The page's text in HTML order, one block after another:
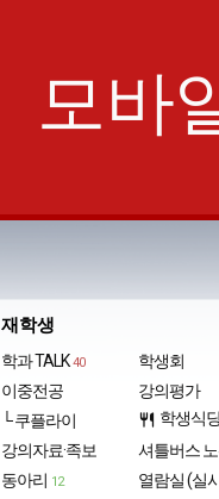
모바
재학생
학과 TALK 40
이중전공
└ 쿠플라이
강의자료·족보
동아리 12
학생회
강의평가
restaurant 학생식
셔틀버스
열람실 (실